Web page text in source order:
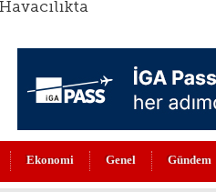
Ekonomi Genel Gündem